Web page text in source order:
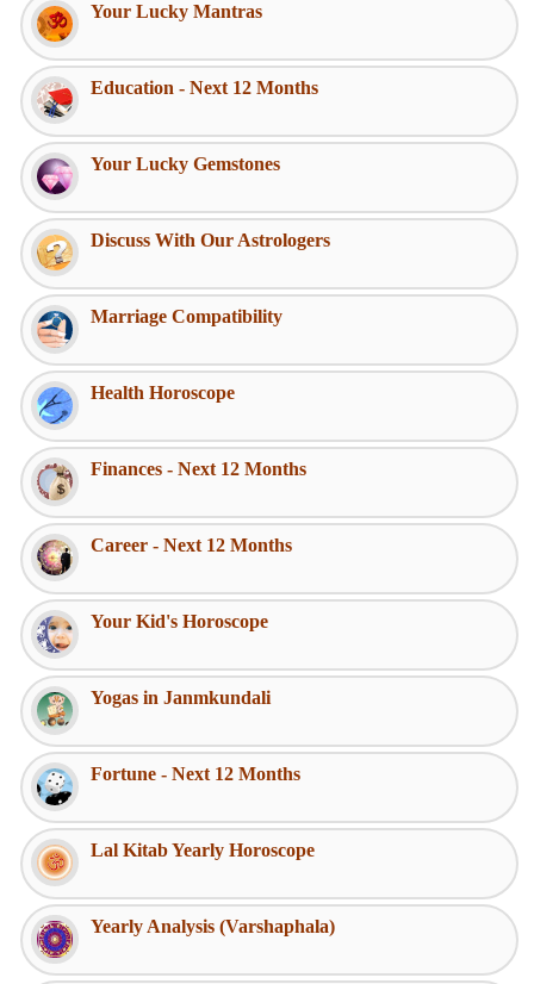
Your Lucky Mantras
Education - Next 12 Months
Your Lucky Gemstones
Discuss With Our Astrologers
Marriage Compatibility
Health Horoscope
Finances - Next 12 Months
Career - Next 12 Months
Your Kid's Horoscope
Yogas in Janmkundali
Fortune - Next 12 Months
Lal Kitab Yearly Horoscope
Yearly Analysis (Varshaphala)